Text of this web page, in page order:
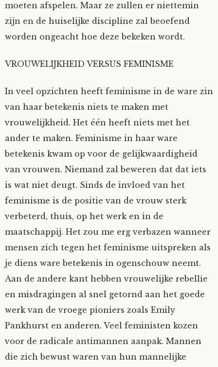
moeten afspelen. Maar ze zullen er niettemin
zijn en de huiselijke discipline zal beoefend
worden ongeacht hoe deze bekeken wordt.
VROUWELIJKHEID VERSUS FEMINISME
In veel opzichten heeft feminisme in de ware zin
van haar betekenis niets te maken met
vrouwelijkheid. Het één heeft niets met het
ander te maken. Feminisme in haar ware
betekenis kwam op voor de gelijkwaardigheid
van vrouwen. Niemand zal beweren dat dat iets
is wat niet deugt. Sinds de invloed van het
feminisme is de positie van de vrouw sterk
verbeterd, thuis, op het werk en in de
maatschappij. Het zou me erg verbazen wanneer
mensen zich tegen het feminisme uitspreken als
je diens ware betekenis in ogenschouw neemt.
Aan de andere kant hebben vrouwelijke rebellie
en misdragingen al snel getornd aan het goede
werk van de vroege pioniers zoals Emily
Pankhurst en anderen. Veel feministen kozen
voor de radicale antimannen aanpak. Mannen
die zich bewust waren van hun mannelijke